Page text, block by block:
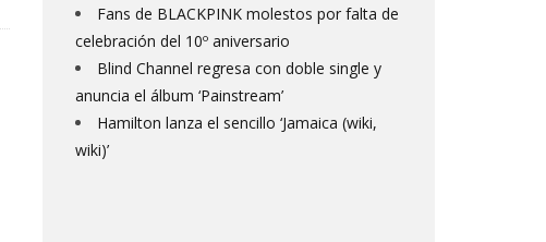
Fans de BLACKPINK molestos por falta de
celebración del 10º aniversario
Blind Channel regresa con doble single y
anuncia el álbum ‘Painstream’
Hamilton lanza el sencillo ‘Jamaica (wiki,
wiki)’